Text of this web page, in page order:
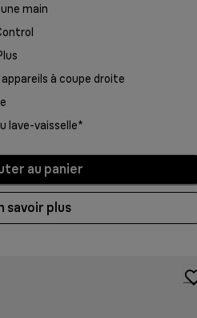
main
à coupe droite
lave-vaisselle*
au panier
savoir plus